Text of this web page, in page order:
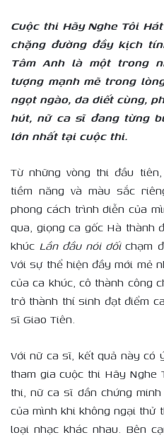
Cuộc thi Hãy Nghe Tôi
chặng đường đầy kịch
Tâm Anh là một trong
tượng mạnh mẽ trong
ngọt ngào, da diết cùng,
hút, nữ ca sĩ đang từng
lớn nhất tại cuộc thi.
Từ những vòng thi đầu
tiềm năng và màu sắc
phong cách trình diễn của
qua, giọng ca gốc Hà thành
khúc Lần đầu nói dốichạm
Với sự thể hiện đầy mới mẻ
của ca khúc, cô thành công
trở thành thí sinh đạt điểm
sĩ Giao Tiên.
Với nữ ca sĩ, kết quả này có
tham gia cuộc thi Hãy Nghe
thi, nữ ca sĩ dần chứng
của mình khi không ngại thử
loại nhạc khác nhau. Bên